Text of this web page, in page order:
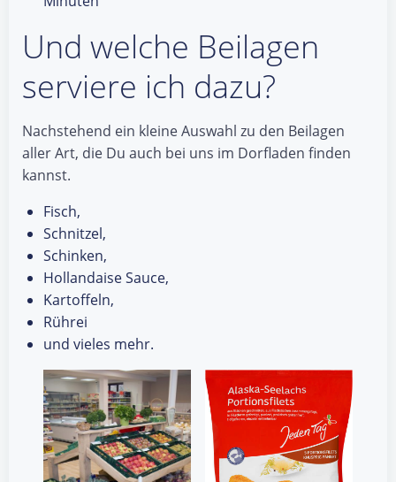
Und welche Beilagen
serviere ich dazu?
Nachstehend ein kleine Auswahl zu den Beilagen
aller Art, die Du auch bei uns im Dorfladen finden
kannst.
Fisch,
Schnitzel,
Schinken,
Hollandaise Sauce,
Kartoffeln,
Rührei
und vieles mehr.